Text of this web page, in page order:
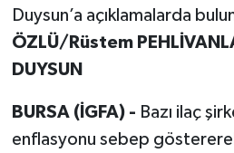
Duysun’a açıklamalarda
ÖZLÜ/Rüstem
DUYSUN
BURSA (İGFA) - Bazı ilaç
enflasyonu sebep
Teknoloji
Yaşam